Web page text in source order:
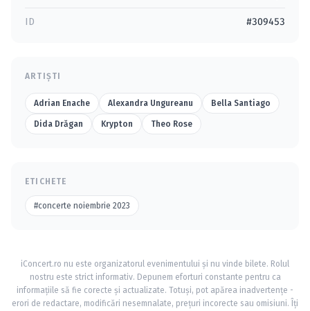
ID #309453
ARTIȘTI
Adrian Enache Alexandra Ungureanu Bella Santiago
Dida Drăgan Krypton Theo Rose
ETICHETE
#concerte noiembrie 2023
iConcert.ro nu este organizatorul evenimentului și nu vinde bilete. Rolul
nostru este strict informativ. Depunem eforturi constante pentru ca
informațiile să fie corecte și actualizate. Totuși, pot apărea inadvertențe -
erori de redactare, modificări nesemnalate, prețuri incorecte sau omisiuni. Îți